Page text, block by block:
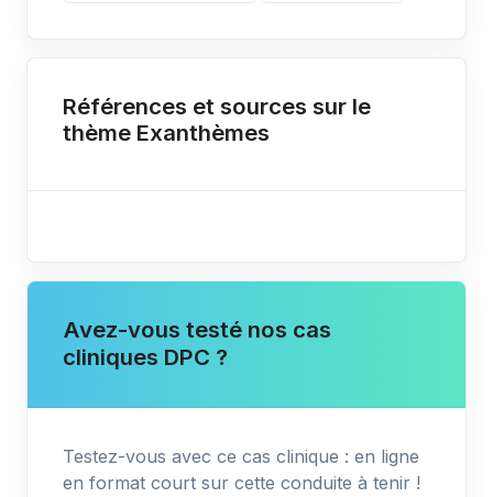
Références et sources sur le
thème Exanthèmes
Avez-vous testé nos cas
cliniques DPC ?
Testez-vous avec ce cas clinique : en ligne
en format court sur cette conduite à tenir !